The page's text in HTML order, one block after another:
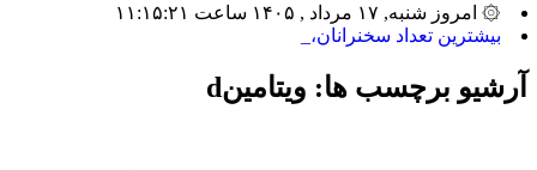
۞ امروز شنبه, ۱۷ مرداد , ۱۴۰۵ ساعت ۱۱:۱۵:۲۱
بیشترین تعداد سخنرانان، مدیر_
آرشیو برچسب ها: ویتامینd